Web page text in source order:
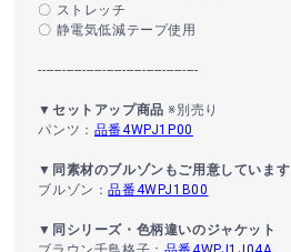
〇 ストレッチ
〇 静電気低減テープ使用
----------------------------------------
▼セットアップ商品 ※別売り
パンツ： 品番4WPJ1P00
▼同素材のブルゾンもご用意しています
ブルゾン：品番4WPJ1B00
▼同シリーズ・色柄違いのジャケット